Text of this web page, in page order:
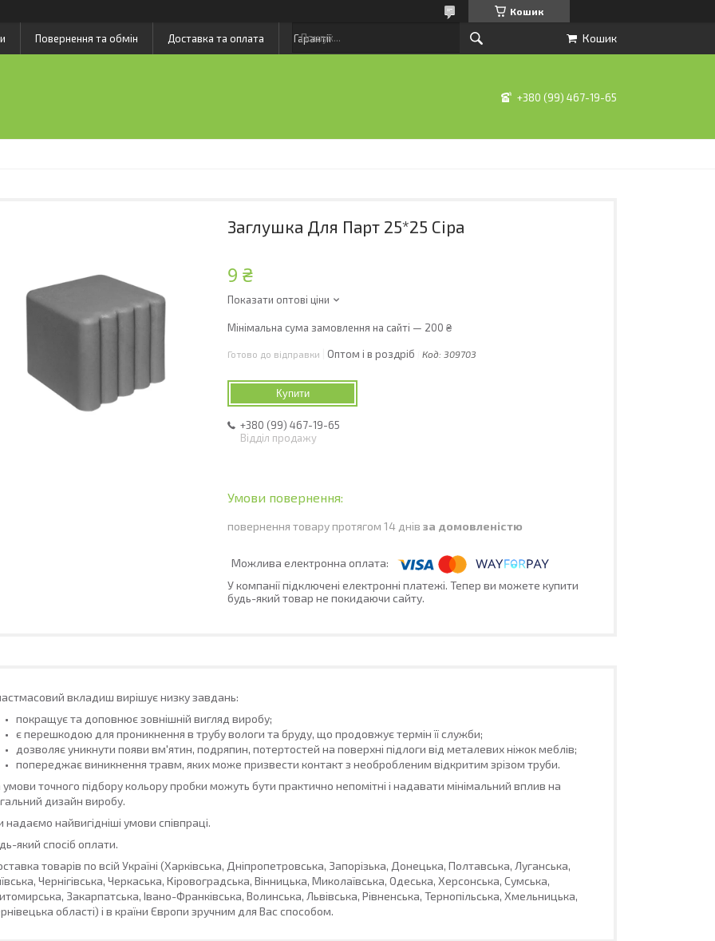
Кошик
Повернення та обмін Доставка та оплата Гарантії Кошик
+380 (99) 467-19-65
Заглушка Для Парт 25*25 Сіра
9 ₴
Показати оптові ціни
Мінімальна сума замовлення на сайті — 200 ₴
Готово до відправки Оптом і в роздріб Код: 309703
Купити
+380 (99) 467-19-65
Відділ продажу
повернення товару протягом 14 днів за домовленістю
У компанії підключені електронні платежі. Тепер ви можете купити
будь-який товар не покидаючи сайту.
вкладиш вирішує низку завдань:
покращує та доповнює зовнішній вигляд виробу;
є перешкодою для проникнення в трубу вологи та бруду, що продовжує термін її служби;
дозволяє уникнути появи вм'ятин, подряпин, потертостей на поверхні підлоги від металевих ніжок меблів;
попереджає виникнення травм, яких може призвести контакт з необробленим відкритим зрізом труби.
умови точного підбору кольору пробки можуть бути практично непомітні і надавати мінімальний вплив на
дизайн виробу.
надаємо найвигідніші умови співпраці.
який спосіб оплати.
товарів по всій Україні (Харківська, Дніпропетровська, Запорізька, Донецька, Полтавська, Луганська,
Чернігівська, Черкаська, Кіровоградська, Вінницька, Миколаївська, Одеська, Херсонська, Сумська,
Закарпатська, Івано-Франківська, Волинська, Львівська, Рівненська, Тернопільська, Хмельницька,
області) і в країни Європи зручним для Вас способом.